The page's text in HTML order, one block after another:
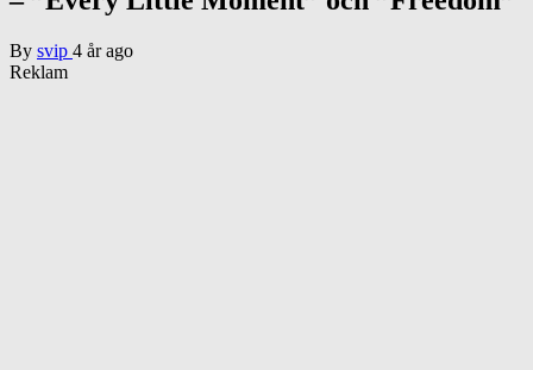
By svip 4 år ago
Reklam